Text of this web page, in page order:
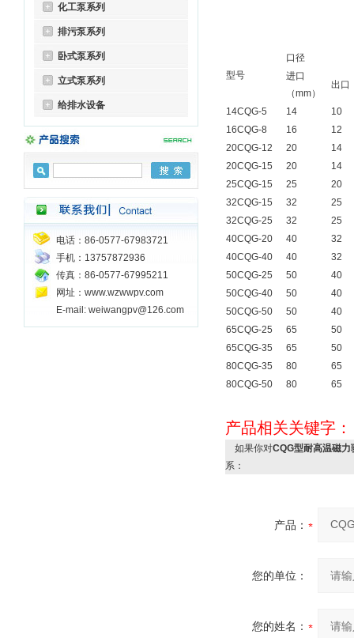
化工泵系列
排污泵系列
卧式泵系列
立式泵系列
给排水设备
电话：86-0577-67983721
手机：13757872936
传真：86-0577-67995211
网址：www.wzwwpv.com
E-mail: weiwangpv@126.com
型号
口径
进口
（mm）
出口
14CQG-5 14
10
16CQG-8
16
12
20CQG-12
20
14
20CQG-15
20
14
25CQG-15
25
20
32CQG-15
32
25
32CQG-25
32
25
40CQG-20
40
32
40CQG-40
40
32
50CQG-25
50
40
50CQG-40
50
40
50CQG-50
50
40
65CQG-25
65
50
65CQG-35
65
50
80CQG-35
80
65
80CQG-50
80 65
产品相关关键字
如果你对CQG型耐高温磁
系：
产品：
您的单位：
您的姓名：